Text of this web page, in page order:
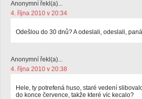
Anonymní řekl(a)...
4. října 2010 v 20:34
Odešlou do 30 dnů? A odeslali, odeslali,
Anonymní řekl(a)...
4. října 2010 v 20:38
Hele, ty potrefená huso, staré vedení
do konce července, takže které víc kecalo?